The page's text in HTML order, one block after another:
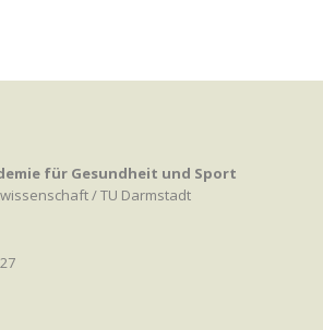
für Gesundheit und Sport
/ TU Darmstadt